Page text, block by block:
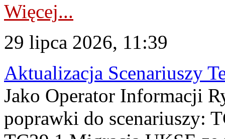
Więcej...
29 lipca 2026, 11:39
Aktualizacja Scenariuszy
Jako Operator Informacji
poprawki do scenariuszy: